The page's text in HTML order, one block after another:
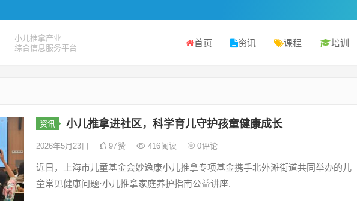
小儿推拿产业
综合信息服务平台
首页 资讯 课程 培训
资讯 小儿推拿进社区，科学育儿守护孩童健康成长
2026年5月23日 97赞 416阅读 0评论
近日，上海市儿童基金会妙逸康小儿推拿专项基金携手北外滩街道共同举办的儿
童常见健康问题·小儿推拿家庭养护指南公益讲座.